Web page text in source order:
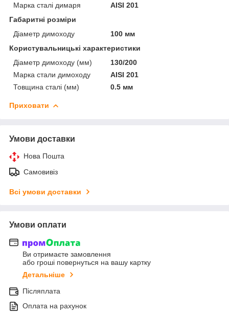
Марка сталі димаря
AISI 201
Габаритні розміри
Діаметр димоходу
100 мм
Користувальницькі характеристики
Діаметр димоходу (мм)
130/200
Марка стали димоходу
AISI 201
Товщина сталі (мм)
0.5 мм
Приховати
Умови доставки
Нова Пошта
Самовивіз
Всі умови доставки
Умови оплати
Ви отримаєте замовлення
або гроші повернуться на вашу картку
Детальніше
Післяплата
Оплата на рахунок